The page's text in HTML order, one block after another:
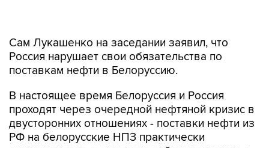
поставкам нефти в Белоруссию.
В настоящее время Белоруссия и Россия
двусторонних отношениях - поставки нефти из
РФ на белорусские НПЗ практически
отсутствуют из-за разногласий по цене сырья.
Кроме того, сохраняется неопределенность по